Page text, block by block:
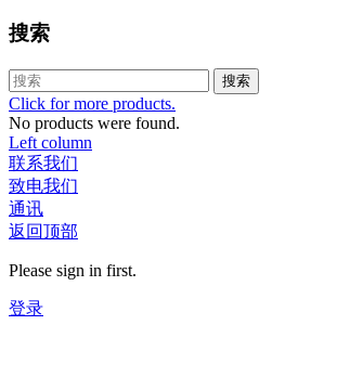
搜索
搜索
Click for more products.
No products were found.
Left column
联系我们
致电我们
通讯
返回顶部
Please sign in first.
登录